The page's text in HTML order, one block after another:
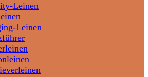
Leinen
Leinen